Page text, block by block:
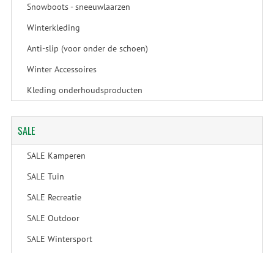
Snowboots - sneeuwlaarzen
Winterkleding
Anti-slip (voor onder de schoen)
Winter Accessoires
Kleding onderhoudsproducten
SALE
SALE Kamperen
SALE Tuin
SALE Recreatie
SALE Outdoor
SALE Wintersport